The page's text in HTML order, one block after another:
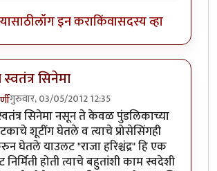
लॉग इन कराकिंवासदस्य व्हा
सिनेमा
गुरुवार, 03/05/2012 12:35
सिनेमा नसून ते केवळ पुंडलिकाच्या
शूटींग घेतले व त्याचे प्रोसेसिंगही
घेतले याउलट "राजा हरिश्चंद्र" हि एक
निर्मिती होती त्याचे बहुतांशी काम स्वदेशी